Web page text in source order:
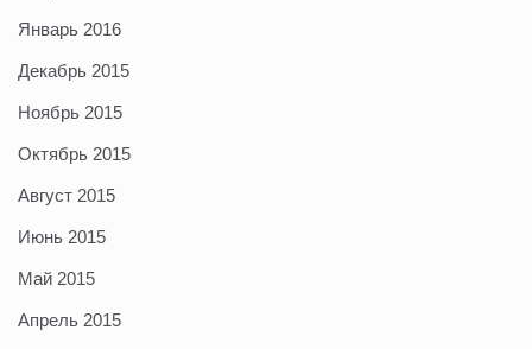
Январь 2016
Декабрь 2015
Ноябрь 2015
Октябрь 2015
Август 2015
Июнь 2015
Май 2015
Апрель 2015